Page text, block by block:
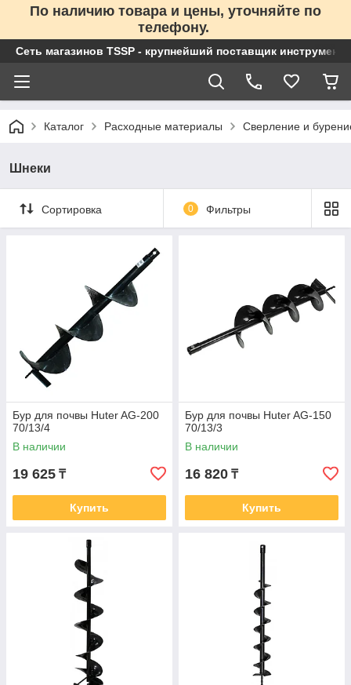
По наличию товара и цены, уточняйте по
телефону.
Сеть магазинов TSSP - крупнейший поставщик
Каталог Расходные материалы Сверление и
Шнеки
Сортировка 0 Фильтры
Бур для почвы Huter AG-200
70/13/4
В наличии
19 625 ₸
Купить
Бур для почвы Huter AG-150
70/13/3
В наличии
16 820 ₸
Купить